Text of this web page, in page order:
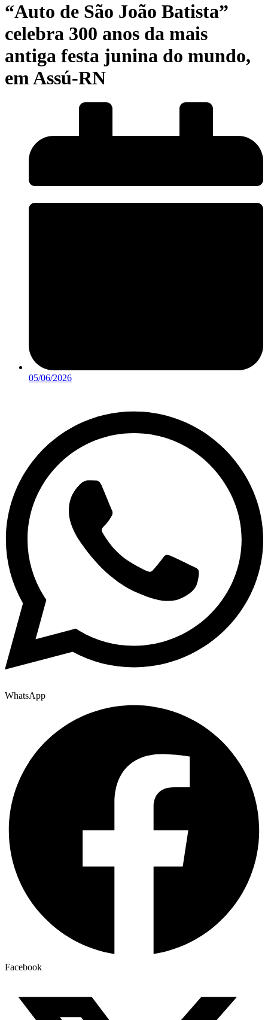
“Auto de São João Batista”
celebra 300 anos da mais
antiga festa junina do mundo,
em Assú-RN
05/06/2026
WhatsApp
Facebook